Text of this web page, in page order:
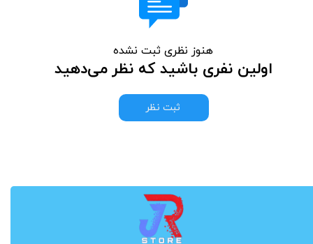
هنوز نظری ثبت نشده
اولین نفری باشید که نظر می‌دهید
ثبت نظر